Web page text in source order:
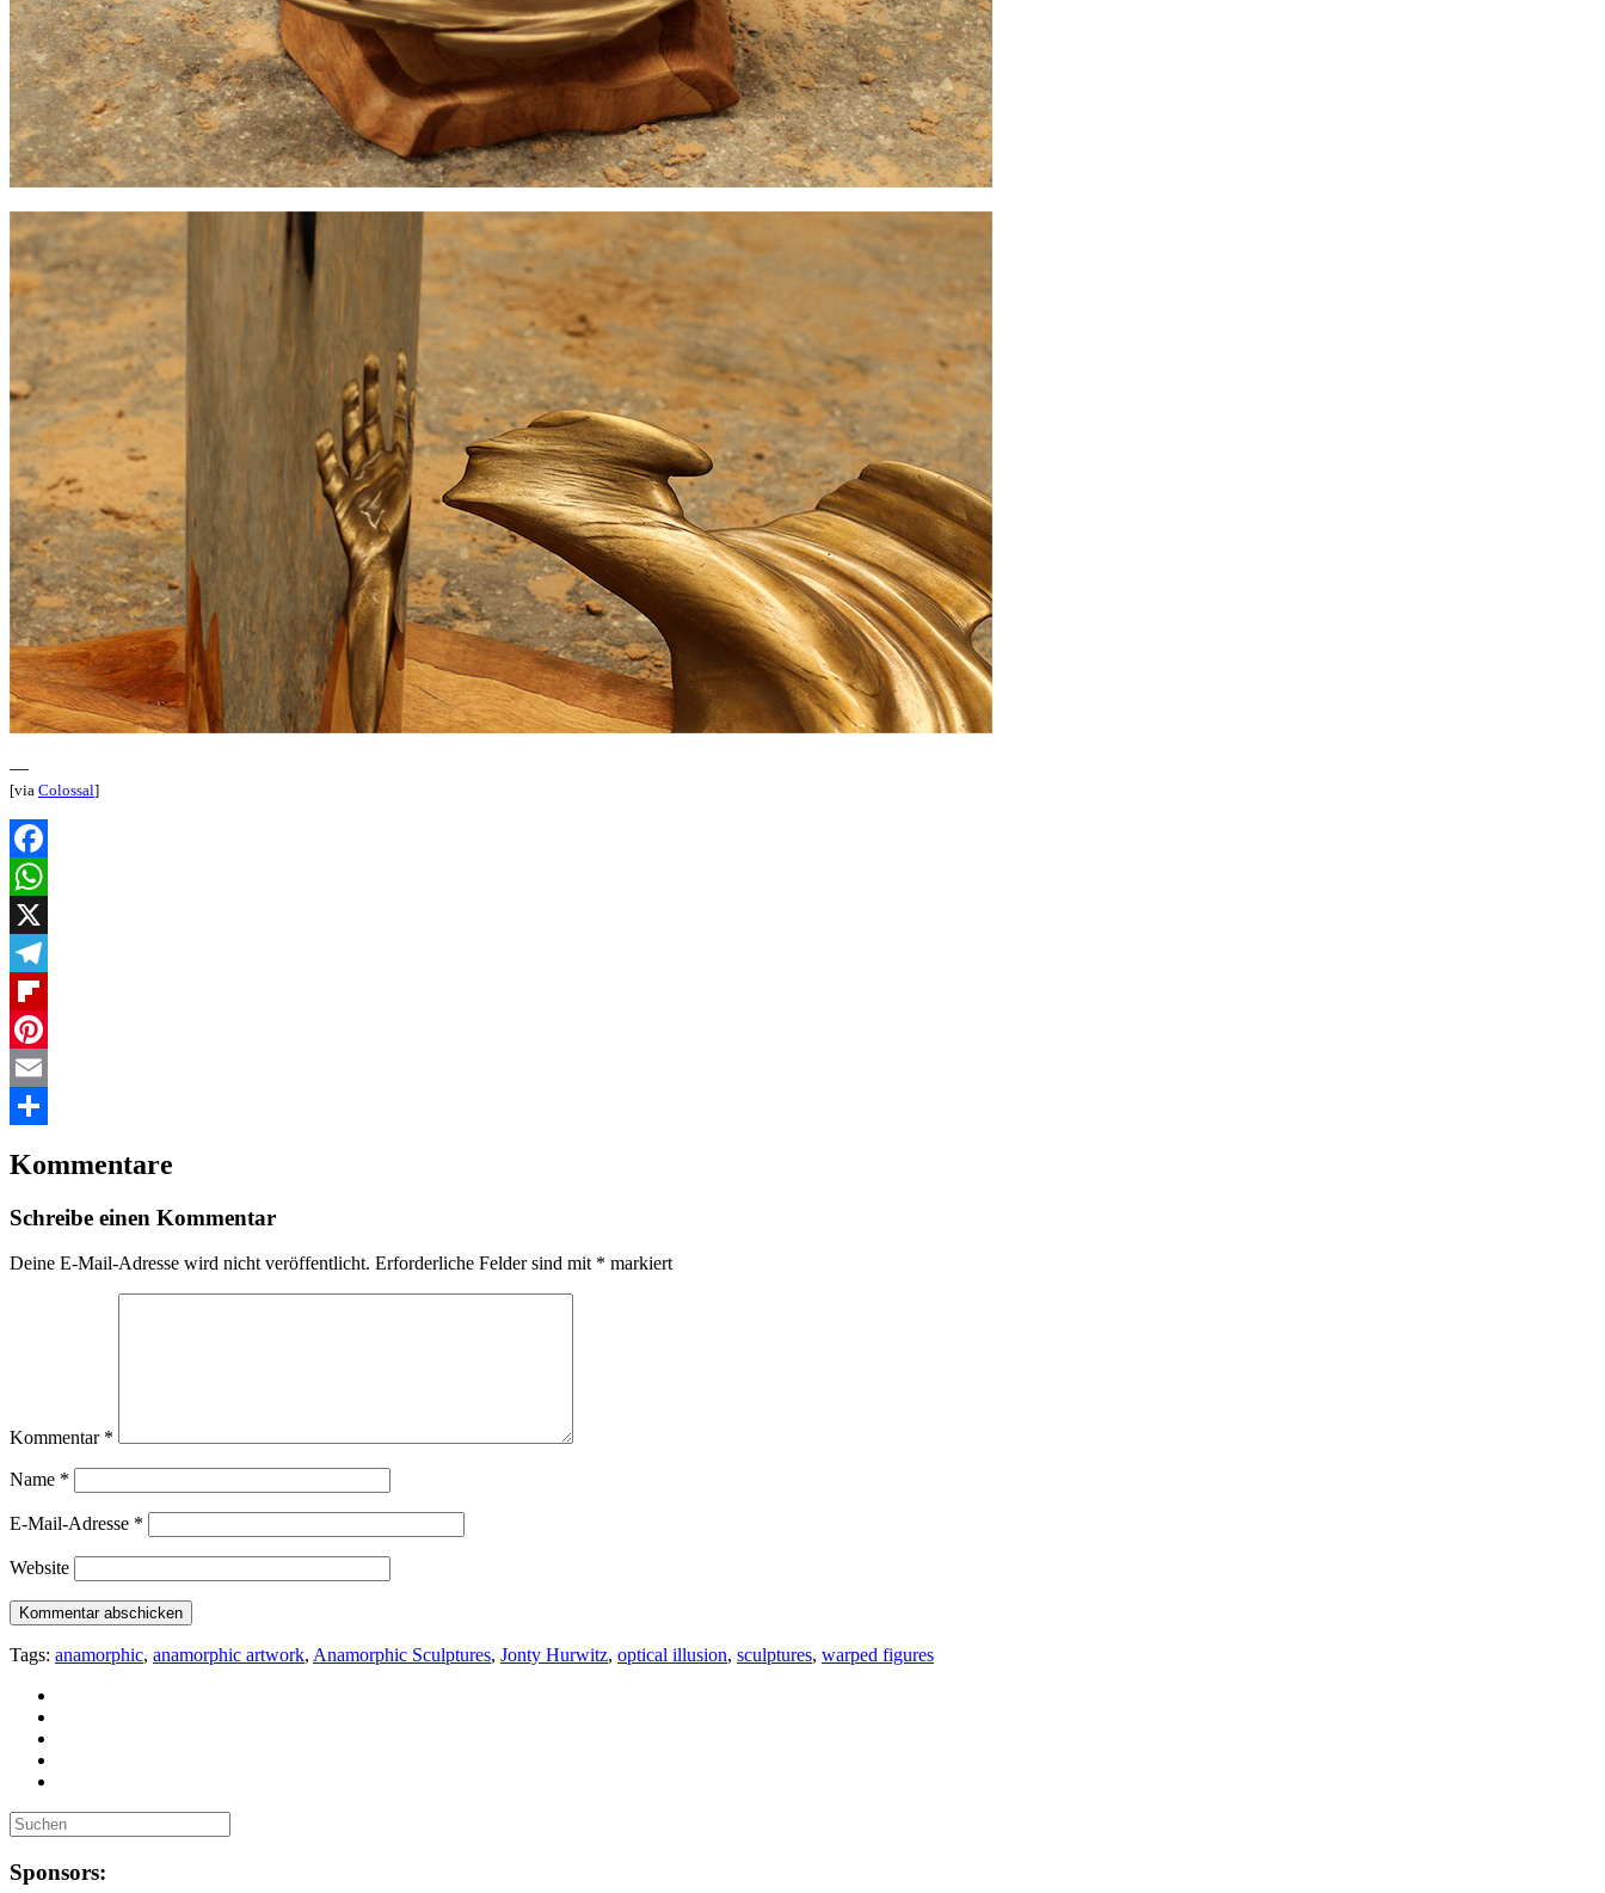
—
[via Colossal]
Facebook
WhatsApp
X
Telegram
Flipboard
Pinterest
Email
Kommentare
Schreibe einen Kommentar
Deine E-Mail-Adresse wird nicht veröffentlicht. Erforderliche Felder sind mit * markiert
Kommentar *
Name *
E-Mail-Adresse *
Website
Tags: anamorphic, anamorphic artwork, Anamorphic Sculptures, Jonty Hurwitz, optical illusion, sculptures, warped figures
Sponsors: